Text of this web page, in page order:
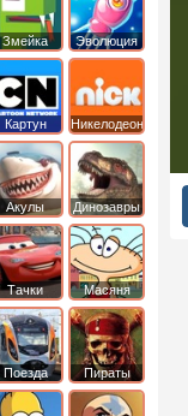
Змейка Эволюция
Картун
нетворк
Никелодеон
Акулы Динозавры
Тачки Масяня
Поезда
Пираты
Карибского
Моря